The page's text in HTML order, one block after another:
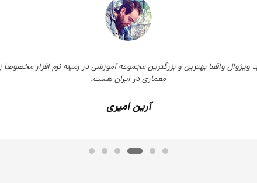
بهترین و بزرگترین مجموعه آموزشی در زمینه نرم افزار مخصوصا زمینه
معماری در ایران هست.
آرین امیری